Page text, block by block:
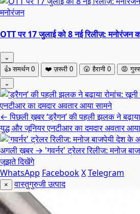
मनोरंजन
OTT पर 17 जुलाई को 8 नई रिलीज़: मनोरंजन
⌄
👍 समर्थन 0 ❤️ ज़रूरी 0 😮 हैरानी 0 😡
⌄
← पिछली ख़बर‘ड्रैगन’ की पहली झलक ने
युद्ध और जूनियर एनटीआर का दमदार अवतार
अगली ख़बर → 'गवर्नर' ट्रेलर रिलीज: मनोज
जूझते दिखेंगे
WhatsApp FacebookXTelegram
× वास्तुगुरुजी उत्पाद